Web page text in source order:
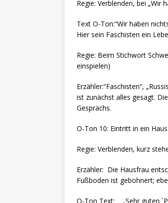
Regie: Verblenden, bei „Wir
Text O-Ton:“Wir haben
Hier sein Faschisten ein
Regie: Beim Stichwort
einspielen)
Erzähler:“Faschisten“,
ist zunächst alles gesagt.
Gesprächs.
O-Ton 10: Eintritt in ein
Regie: Verblenden, kurz
Erzähler: Die Hausfrau
Fußboden ist gebohnert;
O-Ton Text: „Sehr guten